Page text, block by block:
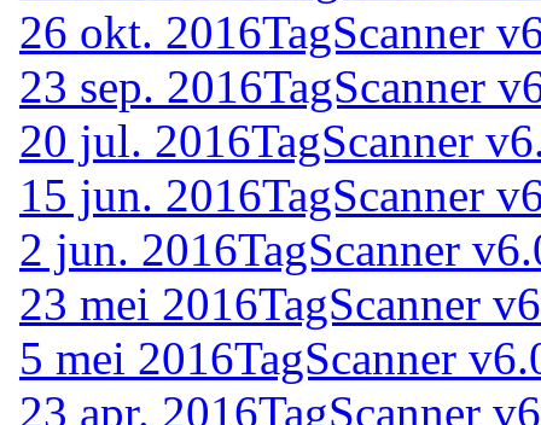
26 okt. 2016TagScanner
23 sep. 2016TagScanner
20 jul. 2016TagScanner
15 jun. 2016TagScanner
2 jun. 2016TagScanner
23 mei 2016TagScanner
5 mei 2016TagScanner
23 apr. 2016TagScanner